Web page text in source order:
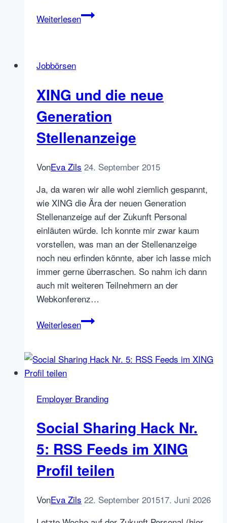
WeiterlesenHR
Jobbörsen
XING und die neue
Generation
Stellenanzeige
VonEva Zils 24. September 2015
Ja, da waren wir alle wohl ziemlich gespannt,
wie XING die Ära der neuen Generation
Stellenanzeige auf der Zukunft Personal
einläuten würde. Ich konnte mir zwar kaum
vorstellen, was man an der Stellenanzeige
noch neu erfinden könnte, aber ich lasse mich
immer gerne überraschen. So nahm ich dann
auch mit weiteren Teilnehmern an der
Webkonferenz…
WeiterlesenXING
neue
Employer Branding
Social Sharing Hack Nr.
5: RSS Feeds im XING
Profil teilen
VonEva Zils 22. September 201517. Juni 2026